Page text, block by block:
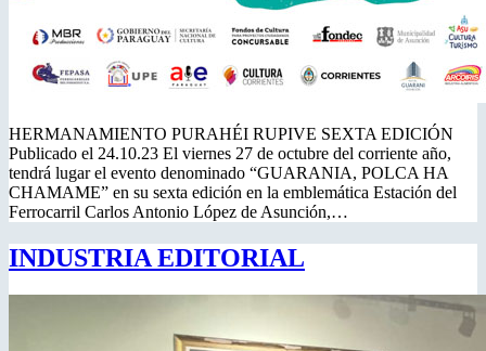
HERMANAMIENTO PURAHÉI RUPIVE SEXTA EDICIÓN
Publicado el 24.10.23 El viernes 27 de octubre del corriente año,
tendrá lugar el evento denominado “GUARANIA, POLCA HA
CHAMAME” en su sexta edición en la emblemática Estación del
Ferrocarril Carlos Antonio López de Asunción,…
INDUSTRIA EDITORIAL